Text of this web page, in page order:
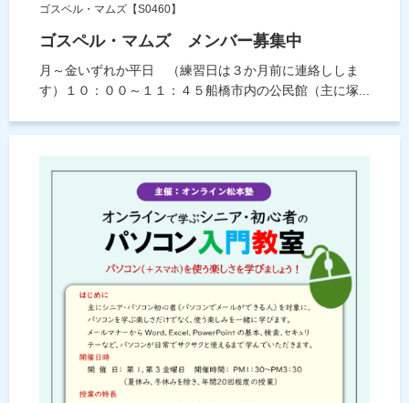
ゴスペル・マムズ【S0460】
ゴスペル・マムズ メンバー募集中
月～金いずれか平日 （練習日は３か月前に連絡ししま
す）１０：００～１１：４５船橋市内の公民館（主に塚...